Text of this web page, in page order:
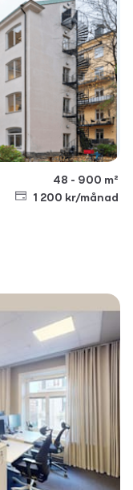
48 - 900 m²
1 200 kr/månad